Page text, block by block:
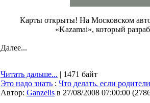
Карты открыты! На Московском
«Kazamai», который
Далее...
Читать дальше... | 1471 байт
Это надо знать : Что делать, если
Автор: Ganzelis в 27/08/2008 07:00:00 (